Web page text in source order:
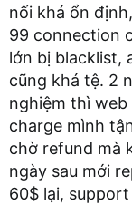
nối khá ổn
99 connection
lớn bị blacklist,
cũng khá tệ. 2
nghiệm thì web
charge mình
chờ refund mà
ngày sau mới
60$ lại,